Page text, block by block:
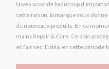
Nivea accorde beaucoup
cette raison, la marque vous
de nouveaux produits. En ce
mains Repair & Care. Ce soin
et l’air sec. L’idéal en cette période